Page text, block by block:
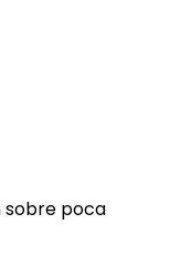
sobre poca